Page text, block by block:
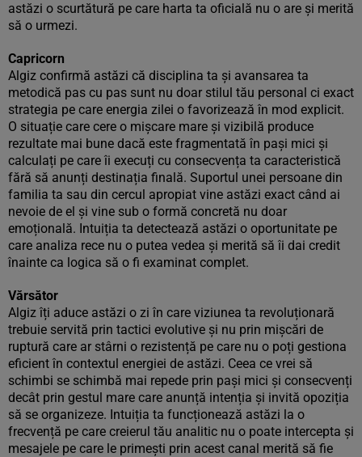
astăzi o scurtătură pe care harta ta oficială nu o are și merită
să o urmezi.
Capricorn
Algiz confirmă astăzi că disciplina ta și avansarea ta
metodică pas cu pas sunt nu doar stilul tău personal ci exact
strategia pe care energia zilei o favorizează în mod explicit.
O situație care cere o mișcare mare și vizibilă produce
rezultate mai bune dacă este fragmentată în pași mici și
calculați pe care îi execuți cu consecvența ta caracteristică
fără să anunți destinația finală. Suportul unei persoane din
familia ta sau din cercul apropiat vine astăzi exact când ai
nevoie de el și vine sub o formă concretă nu doar
emoțională. Intuiția ta detectează astăzi o oportunitate pe
care analiza rece nu o putea vedea și merită să îi dai credit
înainte ca logica să o fi examinat complet.
Vărsător
Algiz îți aduce astăzi o zi în care viziunea ta revoluționară
trebuie servită prin tactici evolutive și nu prin mișcări de
ruptură care ar stârni o rezistență pe care nu o poți gestiona
eficient în contextul energiei de astăzi. Ceea ce vrei să
schimbi se schimbă mai repede prin pași mici și consecvenți
decât prin gestul mare care anunță intenția și invită opoziția
să se organizeze. Intuiția ta funcționează astăzi la o
frecvență pe care creierul tău analitic nu o poate intercepta și
mesajele pe care le primești prin acest canal merită să fie